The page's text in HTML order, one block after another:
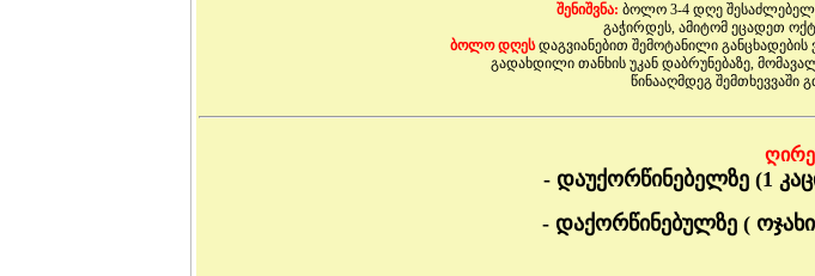
შენიშვნა: ბოლო 3-4 დღე
გაჭირდეს, ამიტომ ეცადეთ
ბოლო დღეს დაგვიანებით შემოტანილი განცხადების
გადახდილი თანხის უკან დაბრუნებაზე,
წინააღმდეგ შემთხევვაში
- დაუქორწინებელზე (1
- დაქორწინებულზე (